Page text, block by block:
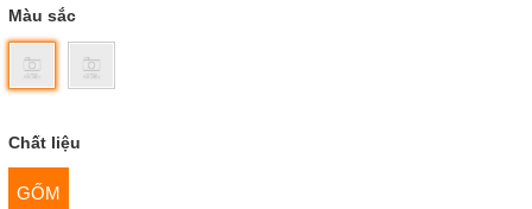
Màu sắc
Chất liệu
GỐM